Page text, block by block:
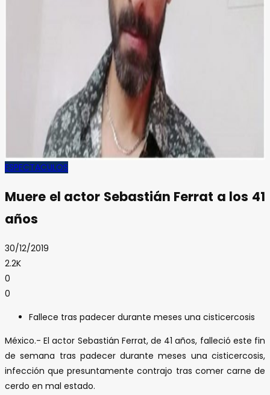
ESPECTACULOS
Muere el actor Sebastián Ferrat a los 41
años
30/12/2019
2.2K
0
0
Fallece tras padecer durante meses una cisticercosis
México.- El actor Sebastián Ferrat, de 41 años, falleció este fin
de semana tras padecer durante meses una cisticercosis,
infección que presuntamente contrajo tras comer carne de
cerdo en mal estado.